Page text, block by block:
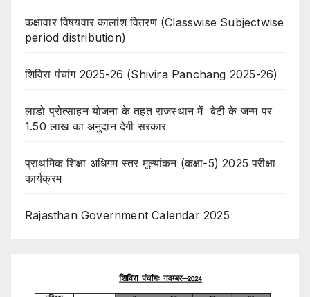
कक्षावार विषयवार कालांश वितरण (Classwise Subjectwise
period distribution)
शिविरा पंचांग 2025-26 (Shivira Panchang 2025-26)
लाडो प्रोत्साहन योजना के तहत राजस्थान में बेटी के जन्म पर
1.50 लाख का अनुदान देगी सरकार
प्राथमिक शिक्षा अधिगम स्तर मूल्यांकन (कक्षा-5) 2025 परीक्षा
कार्यक्रम
Rajasthan Government Calendar 2025